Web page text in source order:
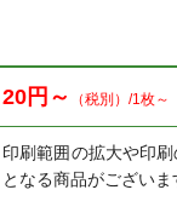
20円～ （税別）/1枚～
印刷範囲の拡大や印
となる商品がございま